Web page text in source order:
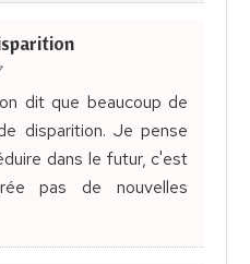
dit que beaucoup de
disparition. Je pense
dans le futur, c'est
pas de nouvelles